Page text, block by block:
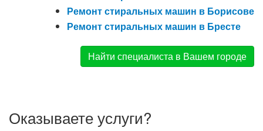
Ремонт стиральных машин в Борисове
Ремонт стиральных машин в Бресте
Найти специалиста в Вашем городе
Оказываете услуги?